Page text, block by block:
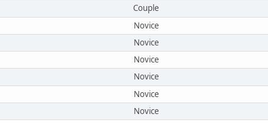
Couple
Novice
Novice
Novice
Novice
Novice
Novice